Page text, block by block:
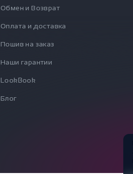
Обмен и Возврат
Оплата и доставка
Пошив на заказ
Наши гарантии
LookBook
Блог